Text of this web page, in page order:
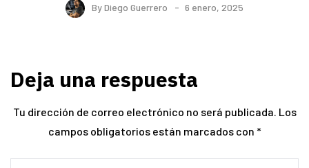
ByDiego Guerrero 6 enero, 2025
Deja una respuesta
Tu dirección de correo electrónico no será publicada. Los
campos obligatorios están marcados con *